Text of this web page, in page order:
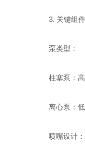
3. 关键组件
泵类型：
柱塞泵：高
离心泵：低
喷嘴设计：